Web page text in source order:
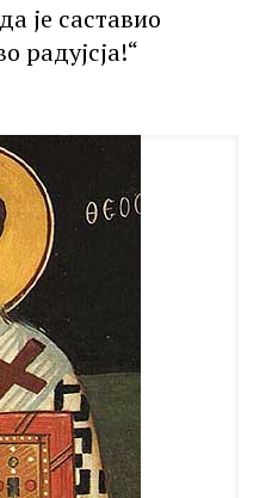
је саставио
радујсја!“